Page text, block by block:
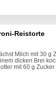
Reistorte
Milch mit 30 g
dicken Brei
mit 60 g